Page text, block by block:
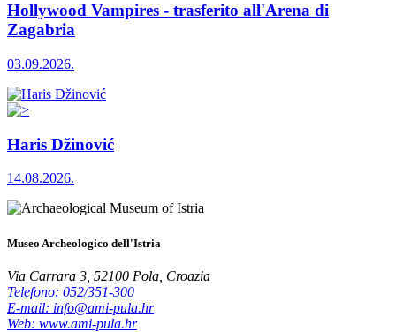
Hollywood Vampires - trasferito all'Arena di
Zagabria
03.09.2026.
Haris Džinović
14.08.2026.
Museo Archeologico dell'Istria
Via Carrara 3, 52100 Pola, Croazia
Telefono: 052/351-300
E-mail: info@ami-pula.hr
Web: www.ami-pula.hr